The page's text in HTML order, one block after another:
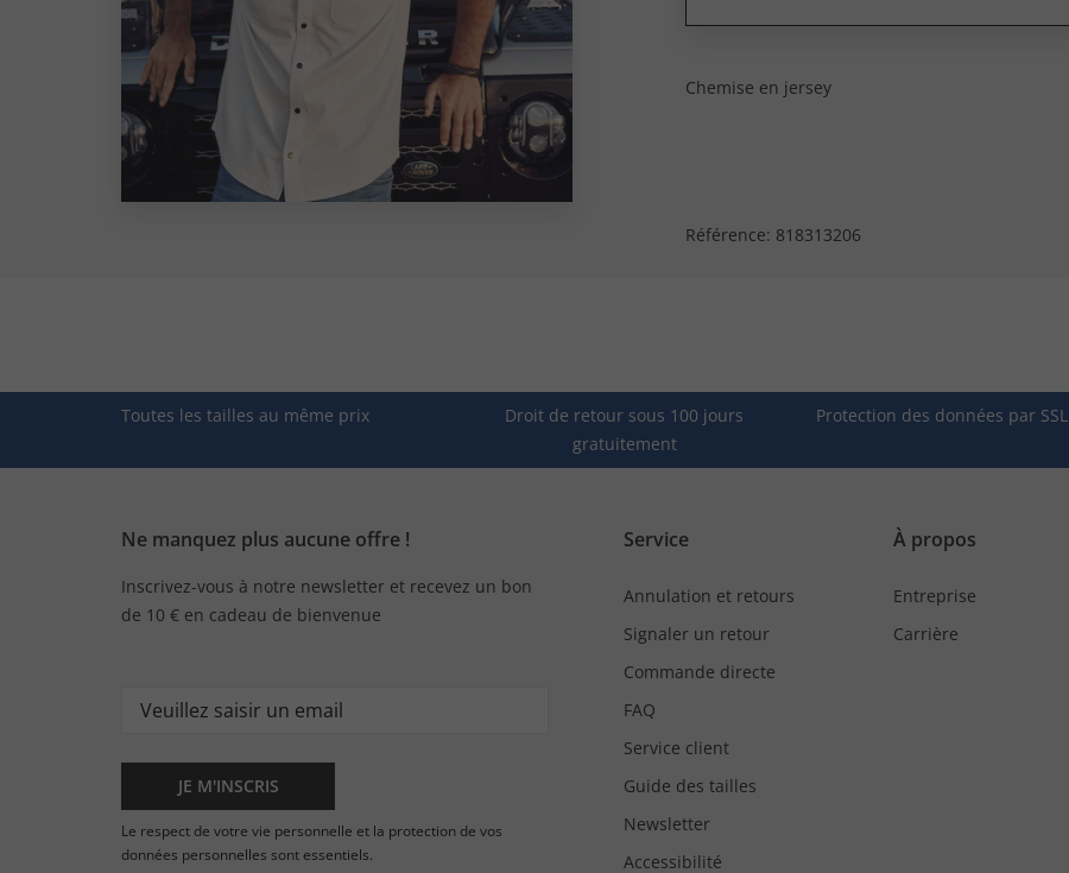
Chemise en jersey
Référence: 818313206
Toutes les tailles au même prix
Droit de retour sous 100 jours
gratuitement
Protection des données par SSL
Ne manquez plus aucune offre !
Inscrivez-vous à notre newsletter et recevez un bon
de 10 € en cadeau de bienvenue
JE M'INSCRIS
Le respect de votre vie personnelle et la protection de vos
données personnelles sont essentiels.
Service
Annulation et retours
Signaler un retour
Commande directe
FAQ
Service client
Guide des tailles
Newsletter
Accessibilité
À propos
Entreprise
Carrière